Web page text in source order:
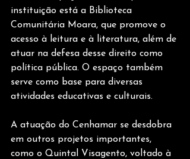
instituição está a Biblioteca
Comunitária Moara, que promove o
acesso à leitura e à literatura, além de
atuar na defesa desse direito como
política pública. O espaço também
serve como base para diversas
atividades educativas e culturais.
A atuação do Cenhamar se desdobra
em outros projetos importantes,
como o Quintal Visagento, voltado à